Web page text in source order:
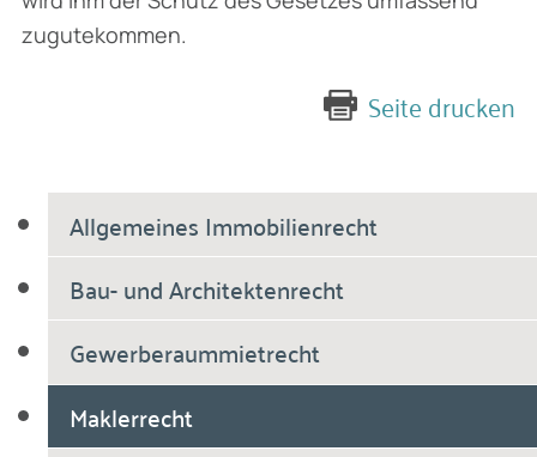
Allgemeines Immobilienrecht
Bau- und Architektenrecht
Gewerberaummietrecht
Maklerrecht
zugutekommen.
Seite drucken